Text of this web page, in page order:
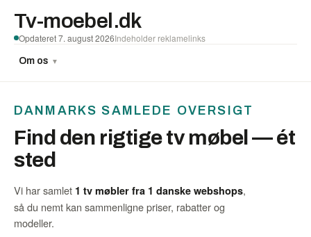
Tv-moebel.dk
Om os ▼
Opdateret 7. august 2026Indeholder reklamelinks
DANMARKS SAMLEDE OVERSIGT
Find den rigtige tv møbel — ét
sted
Vi har samlet 1 tv møbler fra 1 danske webshops,
så du nemt kan sammenligne priser, rabatter og
modeller.